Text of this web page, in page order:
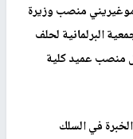
موغيريني منصب وزيرة
البرلمانية لحلف
سبتمبر 2020، ستشغل منصب عميد كلية
في السلك